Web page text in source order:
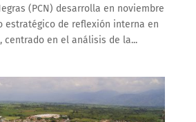
(PCN) desarrolla en noviembre
estratégico de reflexión interna en
centrado en el análisis de la...